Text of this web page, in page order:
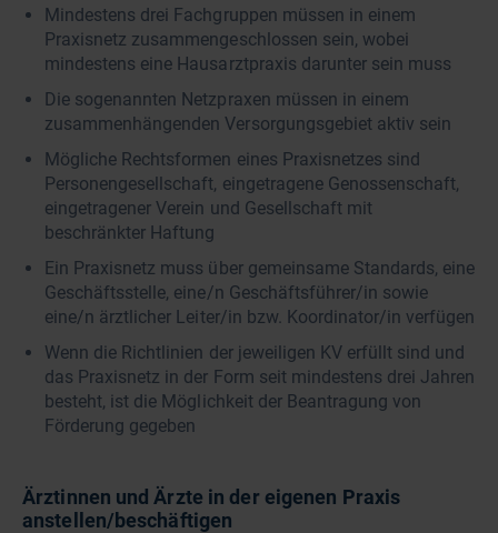
Mindestens drei Fachgruppen müssen in einem
Praxisnetz zusammengeschlossen sein, wobei
mindestens eine Hausarztpraxis darunter sein muss
Die sogenannten Netzpraxen müssen in einem
zusammenhängenden Versorgungsgebiet aktiv sein
Mögliche Rechtsformen eines Praxisnetzes sind
Personengesellschaft, eingetragene Genossenschaft,
eingetragener Verein und Gesellschaft mit
beschränkter Haftung
Ein Praxisnetz muss über gemeinsame Standards, eine
Geschäftsstelle, eine/n Geschäftsführer/in sowie
eine/n ärztlicher Leiter/in bzw. Koordinator/in verfügen
Wenn die Richtlinien der jeweiligen KV erfüllt sind und
das Praxisnetz in der Form seit mindestens drei Jahren
besteht, ist die Möglichkeit der Beantragung von
Förderung gegeben
Ärztinnen und Ärzte in der eigenen Praxis
anstellen/beschäftigen